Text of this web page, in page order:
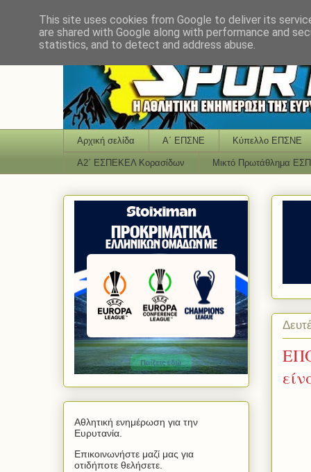
Αρχική σελίδα Α΄ ΕΠΣΝΕ Κύπελλο ΕΠΣΝΕ
Α2΄ ΕΣΠΕΚΕΛ Κορασίδων Μικτό Πρωτάθλημα
Αθλητική ενημέρωση για την
Ευρυτανία.
Επικοινωνήστε μαζί μας για
οτιδήποτε θελήσετε.
This site uses cookies from Google to deliver its
are shared with Google along with performance and
statistics, and to detect and address abuse.